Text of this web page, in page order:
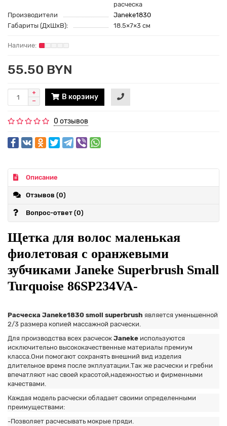
расческа
Производители
Janeke1830
Габариты (ДхШхВ):
18.5×7×3 см
55.50 BYN
В корзину
0 отзывов
Описание
Отзывов (0)
Вопрос-ответ (0)
Щетка для волос маленькая
фиолетовая с оранжевыми
зубчиками Janeke Superbrush Small
Turquoise 86SP234VA-
Расческа Janeke1830 smoll superbrush является уменьшенной
2/3 размера копией массажной расчески.
Для производства всех расчесок Janeke используются
исключительно высококачественные материалы премиум
класса.Они помогают сохранять внешний вид изделия
длительное время после экплуатации.Так же расчески и гребни
впечатляют нас своей красотой,надежностью и фирменными
качествами.
Каждая модель расчески обладает своими определенными
преимуществами:
-Позволяет расчесывать мокрые пряди.